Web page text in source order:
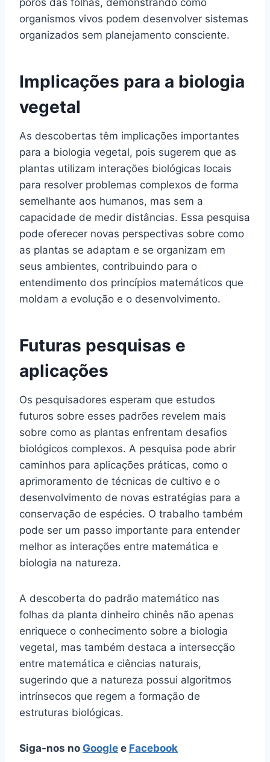
organismos vivos podem desenvolver sistemas
organizados sem planejamento consciente.
Implicações para a biologia
vegetal
As descobertas têm implicações importantes
para a biologia vegetal, pois sugerem que as
plantas utilizam interações biológicas locais
para resolver problemas complexos de forma
semelhante aos humanos, mas sem a
capacidade de medir distâncias. Essa pesquisa
pode oferecer novas perspectivas sobre como
as plantas se adaptam e se organizam em
seus ambientes, contribuindo para o
entendimento dos princípios matemáticos que
moldam a evolução e o desenvolvimento.
Futuras pesquisas e
aplicações
Os pesquisadores esperam que estudos
futuros sobre esses padrões revelem mais
sobre como as plantas enfrentam desafios
biológicos complexos. A pesquisa pode abrir
caminhos para aplicações práticas, como o
aprimoramento de técnicas de cultivo e o
desenvolvimento de novas estratégias para a
conservação de espécies. O trabalho também
pode ser um passo importante para entender
melhor as interações entre matemática e
biologia na natureza.
A descoberta do padrão matemático nas
folhas da planta dinheiro chinês não apenas
enriquece o conhecimento sobre a biologia
vegetal, mas também destaca a intersecção
entre matemática e ciências naturais,
sugerindo que a natureza possui algoritmos
intrínsecos que regem a formação de
estruturas biológicas.
Siga-nos no Google e Facebook